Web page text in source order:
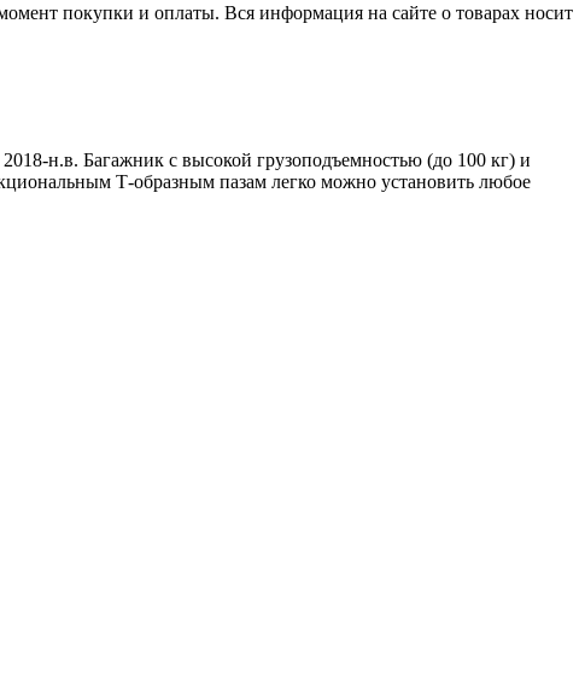
покупки и оплаты. Вся информация на сайте о товарах носит
н.в. Багажник с высокой грузоподъемностью (до 100 кг) и
Т-образным пазам легко можно установить любое